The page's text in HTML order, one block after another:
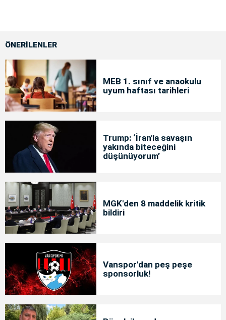
ÖNERİLENLER
MEB 1. sınıf ve anaokulu
uyum haftası tarihleri
Trump: ‘İran'la savaşın
yakında biteceğini
düşünüyorum’
MGK'den 8 maddelik kritik
bildiri
Vanspor'dan peş peşe
sponsorluk!